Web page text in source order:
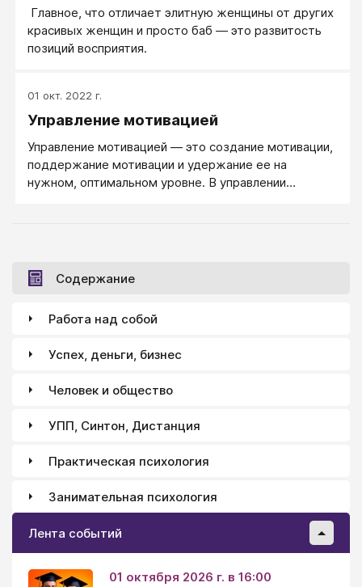
Главное, что отличает элитную женщины от других
красивых женщин и просто баб — это развитость
позиций восприятия.
01 окт. 2022 г.
Управление мотивацией
Управление мотивацией ― это создание мотивации,
поддержание мотивации и удержание ее на
нужном, оптимальном уровне. В управлении
Содержание
Работа над собой
Успех, деньги, бизнес
Человек и общество
УПП, Синтон, Дистанция
Практическая психология
Занимательная психология
Лента событий
01 октября 2026 г. в 16:00